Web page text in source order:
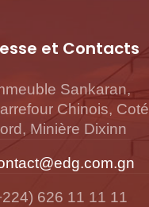
et Contacts
Sankaran,
Chinois, Coté
Minière Dixinn
626 11 11 11